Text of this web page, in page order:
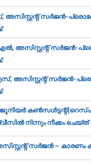
സര്‍ജന്‍-
അസിസ്റ്റന്റ് സര്‍ജന്‍-
അസിസ്റ്റന്റ് സര്‍ജന്‍-
നിന്നും നീക്കം
സര്‍ജന്‍ – കാരണം